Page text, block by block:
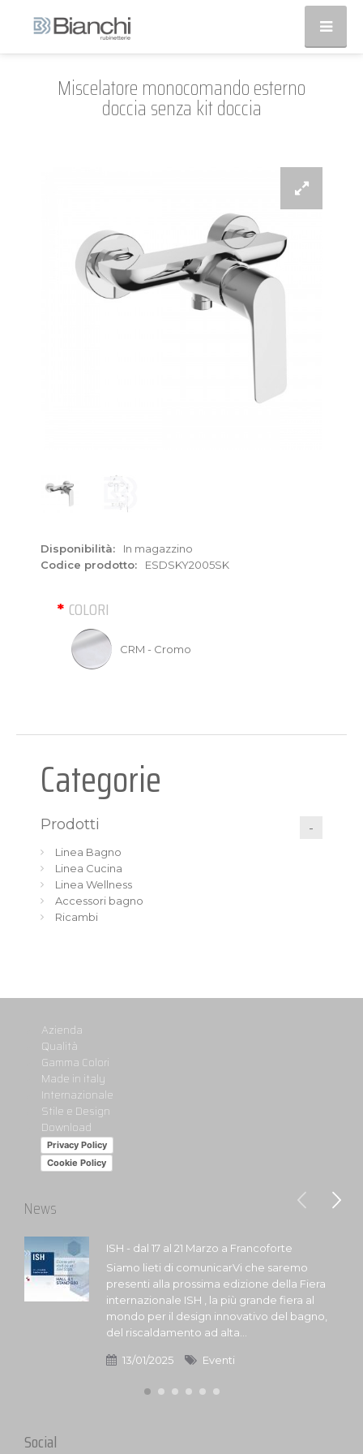
Miscelatore monocomando esterno
doccia senza kit doccia
Disponibilità:
In magazzino
Codice prodotto:
ESDSKY2005SK
COLORI
CRM - Cromo
Categorie
Prodotti
Linea Bagno
Linea Cucina
Linea Wellness
Accessori bagno
Ricambi
Azienda
Qualità
Gamma Colori
Made in italy
Internazionale
Stile e Design
Download
Privacy Policy
Cookie Policy
News
ISH - dal 17 al 21 Marzo a Francoforte
Siamo lieti di comunicarVi che saremo
presenti alla prossima edizione della Fiera
internazionale ISH , la più grande fiera al
mondo per il design innovativo del bagno,
del riscaldamento ad alta...
13/01/2025 Eventi
Social